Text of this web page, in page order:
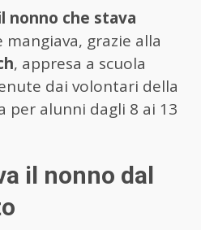
nonno che stava
mangiava, grazie alla
, appresa a scuola
dai volontari della
per alunni dagli 8 ai 13
il nonno dal